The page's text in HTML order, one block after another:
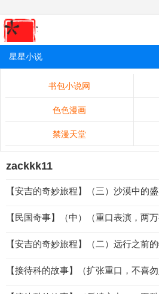
星星小说
书包小说网
色色漫画
禁漫天堂
zackkk11
【安吉的奇妙旅程】（三）沙漠中的盛
【民国奇事】（中）（重口表演，两万
【安吉的奇妙旅程】（二）远行之前
【接待科的故事】（扩张重口，不喜